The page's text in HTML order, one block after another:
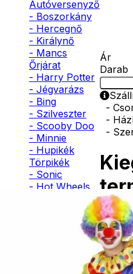
Autóversenyző
- Boszorkány
- Hercegnő
- Királynő
- Mancs
Őrjárat
- Harry Potter
- Jégvarázs
- Bing
- Szilveszter
- Scooby Doo
- Minnie
- Hupikék
Törpikék
- Sonic
- Hot Wheels
- Macskanő
Ár
Darab
-
-
-